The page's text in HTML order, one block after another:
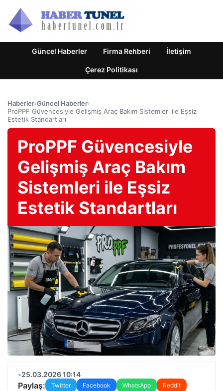
Güncel Haberler Firma Rehberi İletişim
Çerez Politikası
Haberler›Güncel Haberler›
ProPPF Güvencesiyle Gelişmiş Araç Bakım Sistemleri ile Eşsiz
Estetik Standartları
ProPPF Güvencesiyle
Gelişmiş Araç Bakım
Sistemleri ile Eşsiz
Estetik Standartları
•25.03.2026 10:14
Paylaş: Twitter Facebook WhatsApp
Reddit